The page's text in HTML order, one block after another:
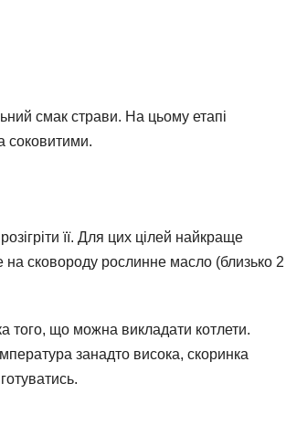
смак страви. На цьому етапі
соковитими.
її. Для цих цілей найкраще
сковороду рослинне масло (близько 2
того, що можна викладати котлети.
занадто висока, скоринка